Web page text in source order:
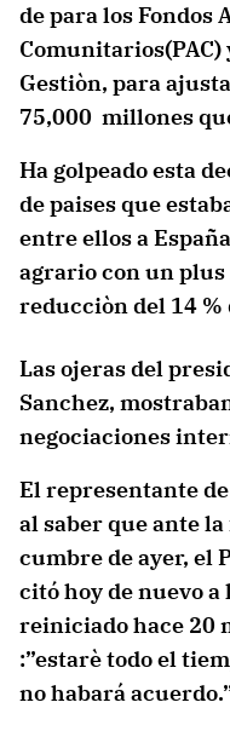
de para los Fondos
Comunitarios(PAC)
Gestiòn, para
75,000 millones
Ha golpeado esta
de paises que
entre ellos a
agrario con un
reducciòn del 14 %
Las ojeras del
Sanchez,
negociaciones
El representante
al saber que ante
cumbre de ayer, el
citó hoy de nuevo a
reiniciado hace 20
:”estarè todo el
no habará